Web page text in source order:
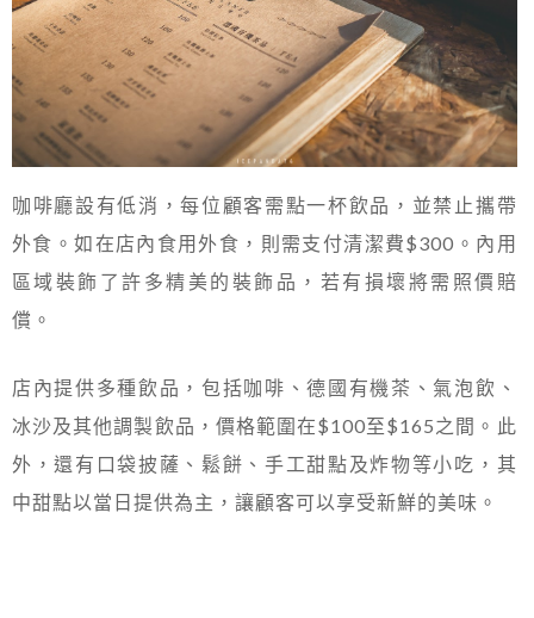
咖啡廳設有低消，每位顧客需點一杯飲品，並禁止攜帶
外食。如在店內食用外食，則需支付清潔費$300。內用
區域裝飾了許多精美的裝飾品，若有損壞將需照價賠
償。
店內提供多種飲品，包括咖啡、德國有機茶、氣泡飲、
冰沙及其他調製飲品，價格範圍在$100至$165之間。此
外，還有口袋披薩、鬆餅、手工甜點及炸物等小吃，其
中甜點以當日提供為主，讓顧客可以享受新鮮的美味。